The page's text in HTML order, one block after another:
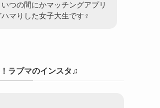
いつの間にかマッチングアプリ
ハマりした女子大生です♀
ラブマのインスタ♫